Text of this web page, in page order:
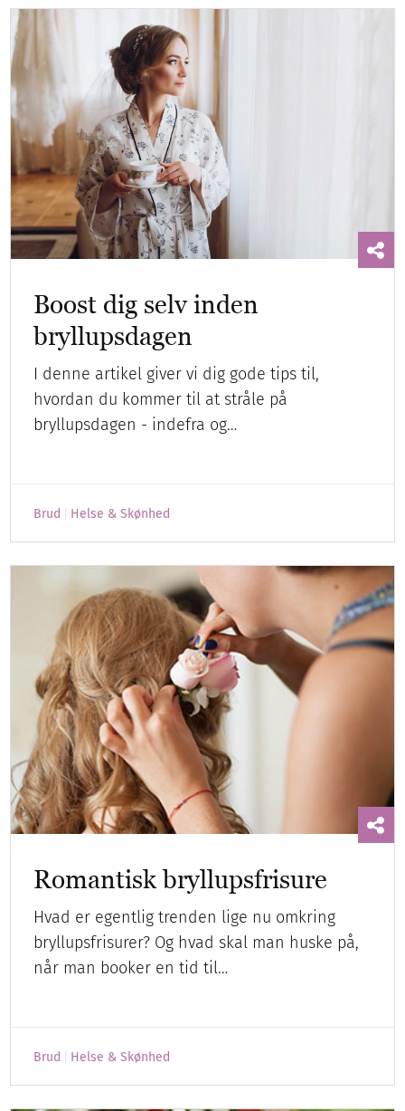
Boost dig selv inden
bryllupsdagen
I denne artikel giver vi dig gode tips til,
hvordan du kommer til at stråle på
bryllupsdagen - indefra og…
Brud Helse & Skønhed
Romantisk bryllupsfrisure
Hvad er egentlig trenden lige nu omkring
bryllupsfrisurer? Og hvad skal man huske på,
når man booker en tid til…
Brud Helse & Skønhed